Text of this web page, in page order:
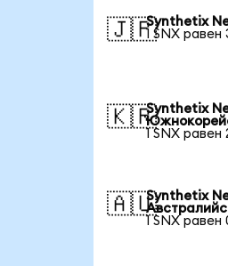
🇯🇵Synthetix
1 SNX равен
🇰🇷Synthetix
1 SNX
🇦🇺Synthetix
1 SNX равен